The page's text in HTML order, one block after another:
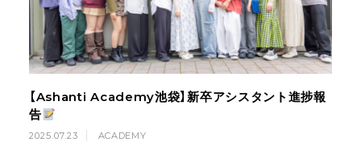
【Ashanti Academy池袋】新卒アシスタント進捗報
告
2025.07.23 ACADEMY